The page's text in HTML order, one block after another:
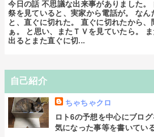
今日の話 不思議な出来事がありました。
祭を見ていると、実家から電話が。 なん
と、直ぐに切れた。 直ぐに切れたから、
ぁ。 と思い、またＴＶを見ていたら。 ま
出るとまた直ぐに切...
自己紹介
ちゃちゃクロ
ロト6の予想を中心にブログ
気になった事等を書いてい